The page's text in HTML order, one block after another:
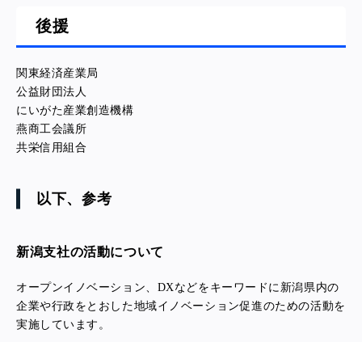
後援
関東経済産業局
公益財団法人
にいがた産業創造機構
燕商工会議所
共栄信用組合
以下、参考
新潟支社の活動について
オープンイノベーション、DXなどをキーワードに新潟県内の
企業や行政をとおした地域イノベーション促進のための活動を
実施しています。